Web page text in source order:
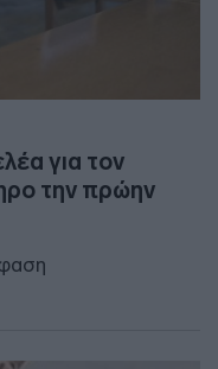
για τον
την πρώην